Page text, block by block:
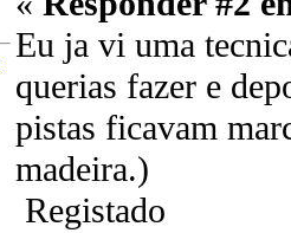
Eu ja vi uma
querias fazer e
pistas ficavam
madeira.)
Registado